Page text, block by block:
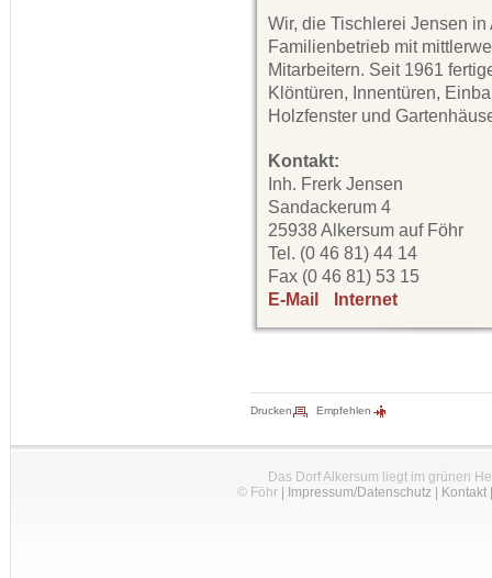
Wir, die Tischlerei Jensen
Familienbetrieb mit
Mitarbeitern. Seit 1961
Klöntüren, Innentüren,
Holzfenster und
Kontakt:
Inh. Frerk Jensen
Sandackerum 4
25938 Alkersum auf Föhr
Tel. (0 46 81) 44 14
Fax (0 46 81) 53 15
E-Mail
Internet
Drucken Empfehlen
Das Dorf Alkersum liegt im grünen
© Föhr| Impressum/Datenschutz| Kontakt